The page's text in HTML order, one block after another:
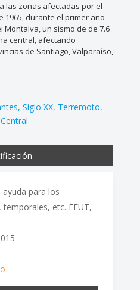
las zonas afectadas por el
1965, durante el primer año
Montalva, un sismo de de 7.6
central, afectando
de Santiago, Valparaíso,
Siglo XX Terremoto
para los
etc. FEUT,